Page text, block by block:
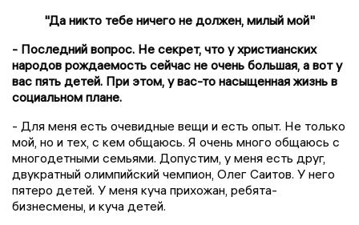
"Да никто тебе ничего не должен, милый мой"
- Последний вопрос. Не секрет, что у христианских
народов рождаемость сейчас не очень большая, а вот у
вас пять детей. При этом, у вас-то насыщенная жизнь в
социальном плане.
- Для меня есть очевидные вещи и есть опыт. Не только
мой, но и тех, с кем общаюсь. Я очень много общаюсь с
многодетными семьями. Допустим, у меня есть друг,
двукратный олимпийский чемпион, Олег Саитов. У него
пятеро детей. У меня куча прихожан, ребята-
бизнесмены, и куча детей.